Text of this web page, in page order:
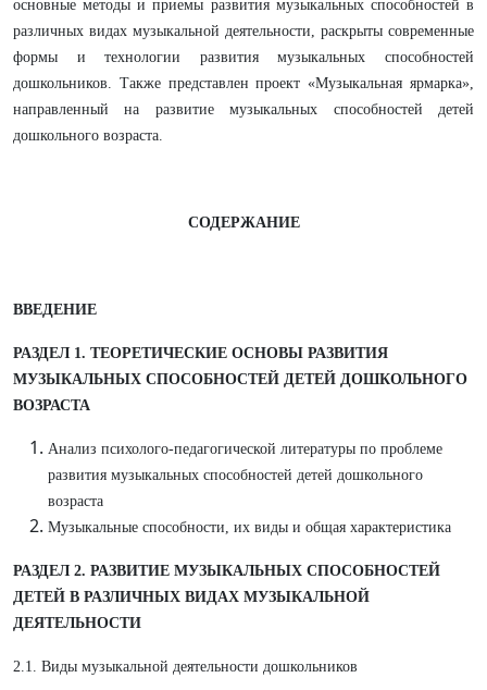
основные методы и приемы развития музыкальных способностей в
различных видах музыкальной деятельности, раскрыты современные
формы и технологии развития музыкальных способностей
дошкольников. Также представлен проект «Музыкальная ярмарка»,
направленный на развитие музыкальных способностей детей
дошкольного возраста.
СОДЕРЖАНИЕ
ВВЕДЕНИЕ
РАЗДЕЛ 1. ТЕОРЕТИЧЕСКИЕ ОСНОВЫ РАЗВИТИЯ
МУЗЫКАЛЬНЫХ СПОСОБНОСТЕЙ ДЕТЕЙ ДОШКОЛЬНОГО
ВОЗРАСТА
Анализ психолого-педагогической литературы по проблеме
развития музыкальных способностей детей дошкольного
возраста
Музыкальные способности, их виды и общая характеристика
РАЗДЕЛ 2. РАЗВИТИЕ МУЗЫКАЛЬНЫХ СПОСОБНОСТЕЙ
ДЕТЕЙ В РАЗЛИЧНЫХ ВИДАХ МУЗЫКАЛЬНОЙ
ДЕЯТЕЛЬНОСТИ
2.1. Виды музыкальной деятельности дошкольников